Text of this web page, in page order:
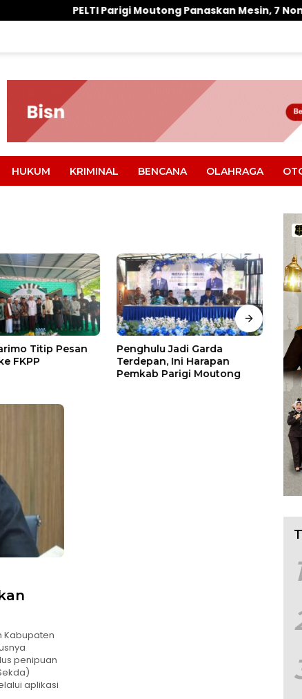
Parigi Moutong Panaskan Mesin, 7 Nomor Jadi Modal
HUKUM KRIMINAL BENCANA OLAHRAGA
Titip Pesan
FKPP
Penghulu Jadi Garda
Terdepan, Ini Harapan
Pemkab Parigi Moutong
Kabupaten
penipuan
aplikasi